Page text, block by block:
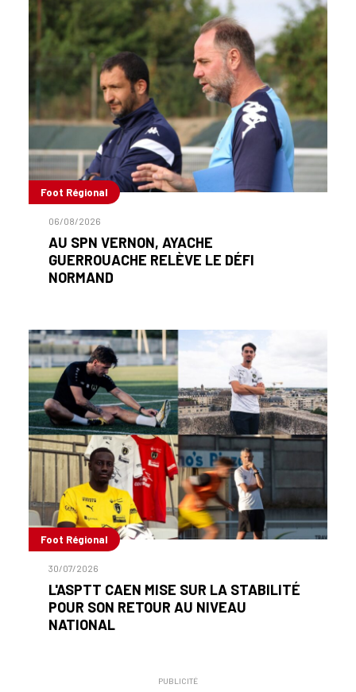
Foot Régional
06/08/2026
AU SPN VERNON, AYACHE
GUERROUACHE RELÈVE LE DÉFI
NORMAND
Foot Régional
30/07/2026
L'ASPTT CAEN MISE SUR LA STABILITÉ
POUR SON RETOUR AU NIVEAU
NATIONAL
PUBLICITÉ